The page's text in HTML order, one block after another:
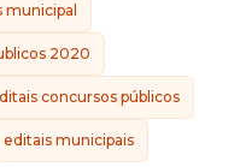
municipal
2020
concursos públicos
editais municipais